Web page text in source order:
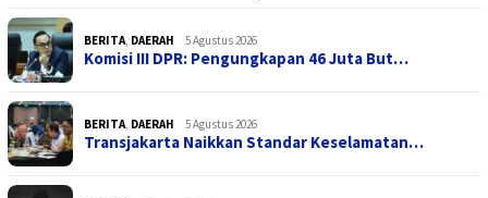
BERITA, DAERAH 5 Agustus 2026
Komisi III DPR: Pengungkapan 46 Juta But…
BERITA, DAERAH 5 Agustus 2026
Transjakarta Naikkan Standar Keselamatan…